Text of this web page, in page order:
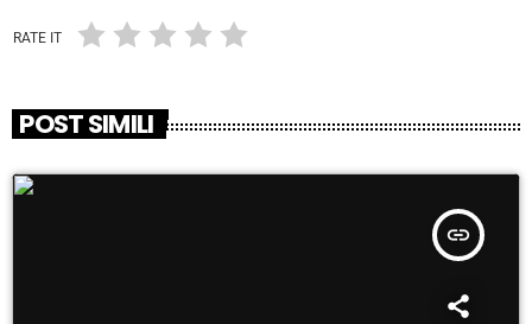
RATE IT
POST SIMILI
insert_link